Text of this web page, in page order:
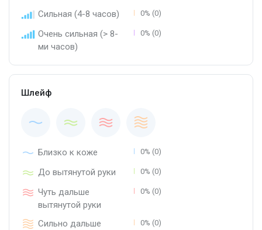
Сильная (4-8 часов) 0% (0)
Очень сильная (> 8-
ми часов)
0% (0)
Шлейф
Близко к коже 0% (0)
До вытянутой руки 0% (0)
Чуть дальше
вытянутой руки
0% (0)
Сильно дальше
0% (0)